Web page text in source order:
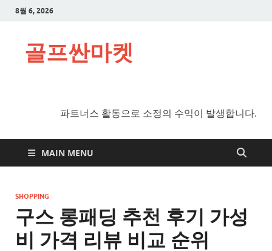
8월 6, 2026
골프싼마켓
파트너스 활동으로 소정의 수익이 발생합니다.
MAIN MENU
SHOPPING
구스 롱패딩 추천 후기 가성
비 가격 리뷰 비교 순위